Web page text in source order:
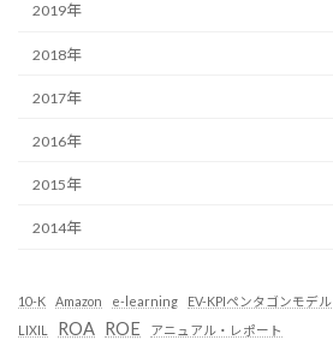
2019年
2018年
2017年
2016年
2015年
2014年
10-K Amazon e-learning EV-KPIペンタゴンモデル
LIXIL ROA ROE アニュアル・レポート